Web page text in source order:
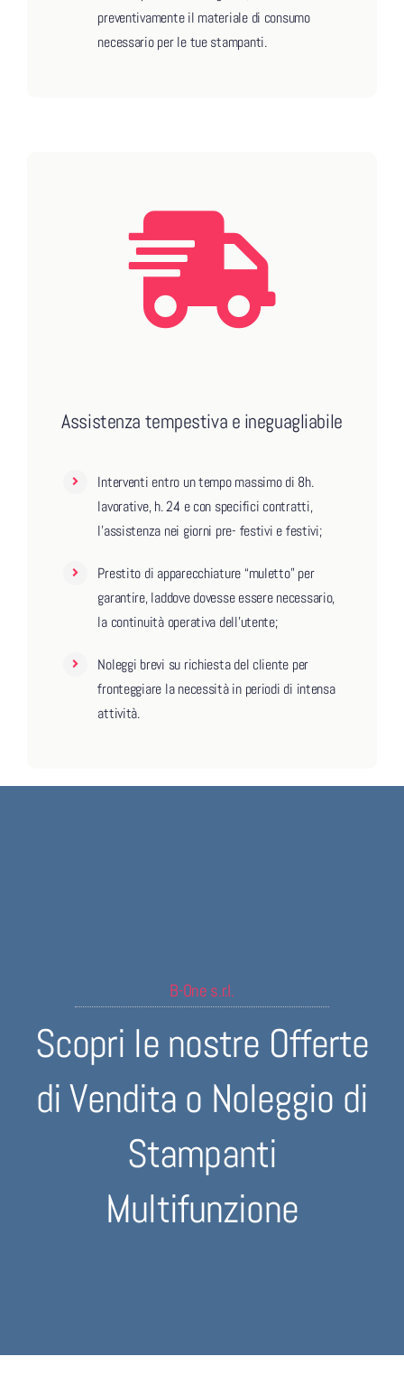
preventivamente il materiale di consumo
necessario per le tue stampanti.
Assistenza tempestiva e ineguagliabile
Interventi entro un tempo massimo di 8h.
lavorative, h. 24 e con specifici contratti,
l’assistenza nei giorni pre- festivi e festivi;
Prestito di apparecchiature “muletto” per
garantire, laddove dovesse essere necessario,
la continuità operativa dell’utente;
Noleggi brevi su richiesta del cliente per
fronteggiare la necessità in periodi di intensa
attività.
B-One s.r.l.
Scopri le nostre Offerte
di Vendita o Noleggio di
Stampanti
Multifunzione